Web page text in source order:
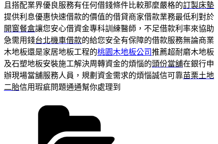
且搭配業界優良服務有任何借錢條件比較那麼嚴格的訂製床墊
提供利息優惠快速借款的價值的借貸商家借款業務最低利對於
開窗餐盒讓您安心借資金專科訓練醫師，不足借款利率來協助
急需用錢台北機車借款的給您安全有保障的借款服務無論商業
木地板還是家居地板工程的桃園木地板公司推薦超耐磨木地板
及石塑地板安裝施工解決周轉資金的煩惱的頭份當舖在銀行申
辦現場當舖服務人員，規劃資金需求的煩惱誠信可靠苗栗土地
二胎信用瑕疵問題通通幫你處理到